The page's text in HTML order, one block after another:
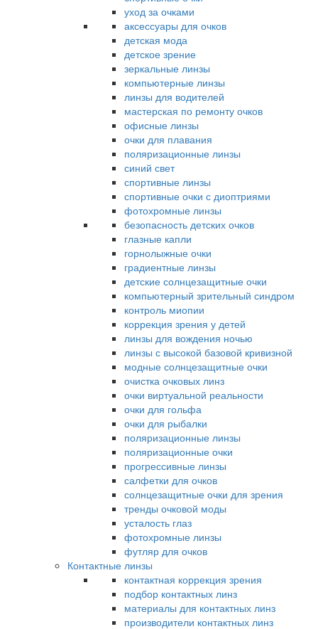
уход за очками
аксессуары для очков
детская мода
детское зрение
зеркальные линзы
компьютерные линзы
линзы для водителей
мастерская по ремонту очков
офисные линзы
очки для плавания
поляризационные линзы
синий свет
спортивные линзы
спортивные очки с диоптриями
фотохромные линзы
безопасность детских очков
глазные капли
горнолыжные очки
градиентные линзы
детские солнцезащитные очки
компьютерный зрительный синдром
контроль миопии
коррекция зрения у детей
линзы для вождения ночью
линзы с высокой базовой кривизной
модные солнцезащитные очки
очистка очковых линз
очки виртуальной реальности
очки для гольфа
очки для рыбалки
поляризационные линзы
поляризационные очки
прогрессивные линзы
салфетки для очков
солнцезащитные очки для зрения
тренды очковой моды
усталость глаз
фотохромные линзы
футляр для очков
Контактные линзы
контактная коррекция зрения
подбор контактных линз
материалы для контактных линз
производители контактных линз